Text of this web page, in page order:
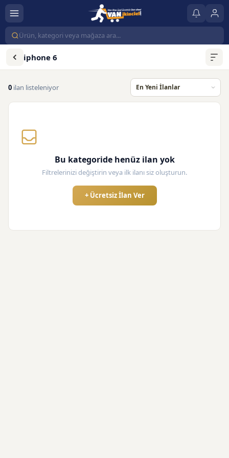
iphone 6
0 ilan listeleniyor
Bu kategoride henüz ilan yok
Filtrelerinizi değiştirin veya ilk ilanı siz oluşturun.
+ Ücretsiz İlan Ver